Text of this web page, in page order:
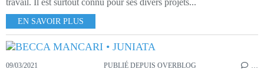
EN SAVOIR PLUS
09/03/2021 PUBLIÉ DEPUIS OVERBLOG …